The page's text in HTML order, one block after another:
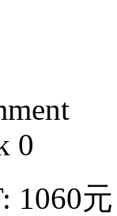
1060元